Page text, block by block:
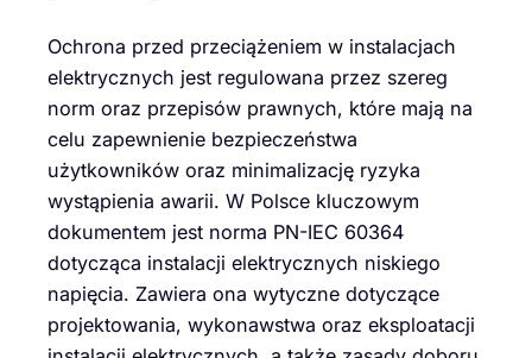
Ochrona przed przeciążeniem w instalacjach
elektrycznych jest regulowana przez szereg
norm oraz przepisów prawnych, które mają na
celu zapewnienie bezpieczeństwa
użytkowników oraz minimalizację ryzyka
wystąpienia awarii. W Polsce kluczowym
dokumentem jest norma PN-IEC 60364
dotycząca instalacji elektrycznych niskiego
napięcia. Zawiera ona wytyczne dotyczące
projektowania, wykonawstwa oraz eksploatacji